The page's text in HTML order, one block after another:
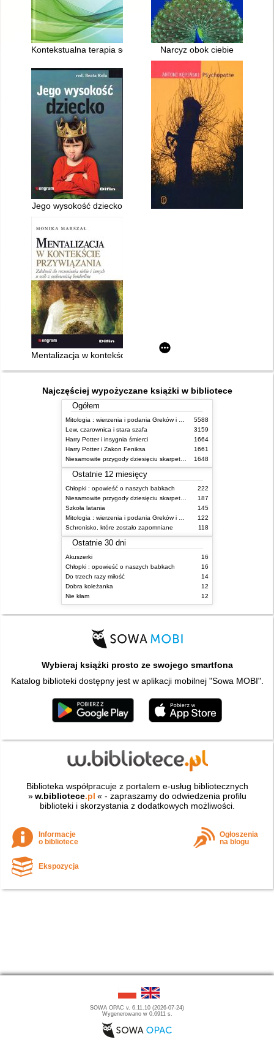
Kontekstualna terapia schematów : integracyjne podejście
Narcyz obok ciebie
Jego wysokość dziecko
Mentalizacja w kontekście przywiązania : zdolność do
Najczęściej wypożyczane książki w bibliotece
Ogółem
5588
Lew, czarownica i stara szafa
3159
Harry Potter i insygnia śmierci
1664
Harry Potter i Zakon Feniksa
1661
1648
Ostatnie 12 miesięcy
Chłopki : opowieść o naszych babkach
222
187
Szkoła latania
145
122
Schronisko, które zostało zapomniane
118
Ostatnie 30 dni
Akuszerki
16
Chłopki : opowieść o naszych babkach
16
Do trzech razy miłość
14
Dobra koleżanka
12
Nie kłam
12
Wybieraj książki prosto ze swojego smartfona
Katalog biblioteki dostępny jest w aplikacji mobilnej "Sowa MOBI".
Biblioteka współpracuje z portalem e-usług bibliotecznych
» w.bibliotece.pl « - zapraszamy do odwiedzenia profilu
biblioteki i skorzystania z dodatkowych możliwości.
Informacje
o bibliotece
Ogłoszenia
na blogu
Ekspozycja
SOWA OPAC v. 6.11.10 (2026-07-24)
Wygenerowano w 0,6911 s.